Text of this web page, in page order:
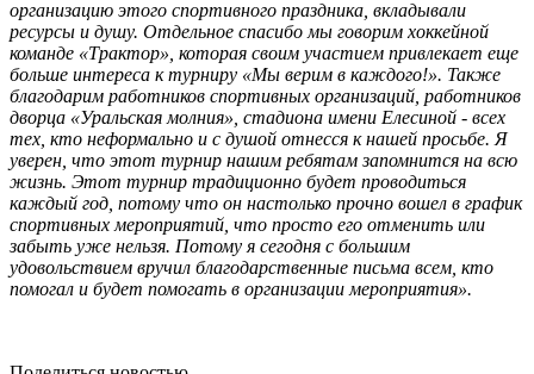
организацию этого спортивного праздника, вкладывали
ресурсы и душу. Отдельное спасибо мы говорим хоккейной
команде «Трактор», которая своим участием привлекает еще
больше интереса к турниру «Мы верим в каждого!». Также
благодарим работников спортивных организаций, работников
дворца «Уральская молния», стадиона имени Елесиной - всех
тех, кто неформально и с душой отнесся к нашей просьбе. Я
уверен, что этот турнир нашим ребятам запомнится на всю
жизнь. Этот турнир традиционно будет проводиться
каждый год, потому что он настолько прочно вошел в график
спортивных мероприятий, что просто его отменить или
забыть уже нельзя. Потому я сегодня с большим
удовольствием вручил благодарственные письма всем, кто
помогал и будет помогать в организации мероприятия».